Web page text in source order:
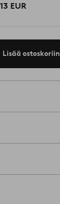
13 EUR
Lisää ostoskoriin